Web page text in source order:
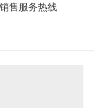
售服务热线